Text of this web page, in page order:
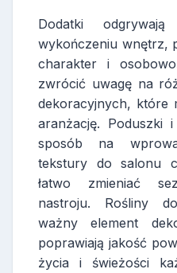
Dodatki
wykończeniu wnętrz,
charakter i
zwrócić uwagę na
dekoracyjnych, które
aranżację. Poduszki
sposób na
tekstury do salonu
łatwo zmieniać
nastroju. Rośliny
ważny element
poprawiają jakość
życia i świeżości